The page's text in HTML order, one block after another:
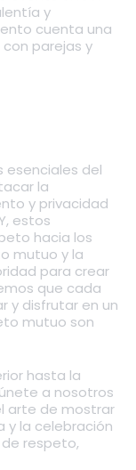
y
cuenta una
parejas y
esenciales del
la
y privacidad
estos
hacia los
mutuo y la
para crear
que cada
y disfrutar en un
mutuo son
hasta la
a nosotros
arte de mostrar
y la celebración
respeto,